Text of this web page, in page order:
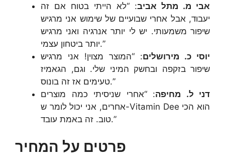
אבי מ. מתל אביב: “לא הייתי בטוח אם זה
יעבוד, אבל אחרי שבועיים של שימוש אני מרגיש
שיפור משמעותי. יש לי יותר אנרגיה ואני מרגיש
יותר ביטחון עצמי.”
יוסי כ. מירושלים: “המוצר מצוין! אני מרגיש
שיפור בזקפה ובחשק המיני שלי. וגם, הגאמיז
טעימים אז זה בונוס.”
דני ל. מחיפה: “אחרי שניסיתי כמה מוצרים
אחרים, אני יכול לומר ש-Vitamin Dee הוא הכי
טוב. זה באמת עובד.”
פרטים על המחיר